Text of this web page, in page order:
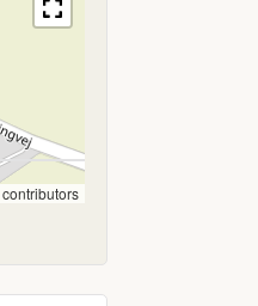
contributors